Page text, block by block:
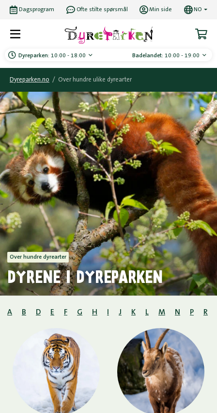
Dyreparken: 10:00 - 18:00 Badelandet: 10:00 - 19:00
Dagsprogram Ofte stilte spørsmål Min side NO
Dyreparken.no / Over hundre ulike dyrearter
Over hundre dyrearter
DYRENE I DYREPARKEN
A B D E F G H I J K L M N P R